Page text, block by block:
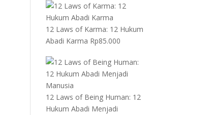
adalah:
Rp88.000.
Rp75.000.
12 Laws of Karma: 12 Hukum
Abadi Karma Rp85.000
12 Laws of Being Human: 12
Hukum Abadi Menjadi